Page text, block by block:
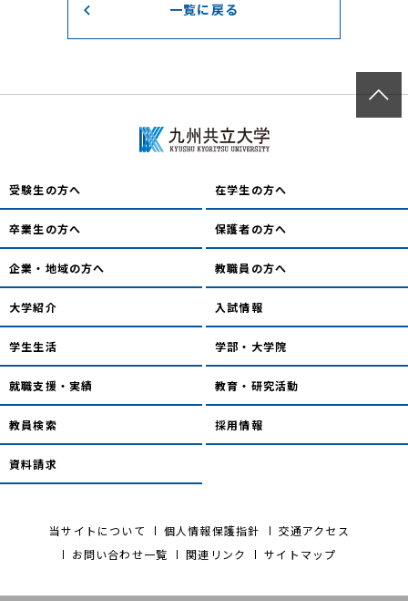
一覧に戻る
受験生の方へ 在学生の方へ
卒業生の方へ 保護者の方へ
企業・地域の方へ 教職員の方へ
大学紹介 入試情報
学生生活 学部・大学院
就職支援・実績 教育・研究活動
教員検索 採用情報
資料請求
当サイトについて 個人情報保護指針
交通アクセス
お問い合わせ一覧
関連リンク サイトマップ